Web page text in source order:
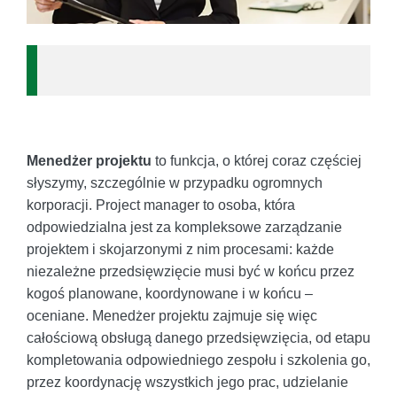
Menedżer projektu to funkcja, o której coraz częściej
słyszymy, szczególnie w przypadku ogromnych
korporacji. Project manager to osoba, która
odpowiedzialna jest za kompleksowe zarządzanie
projektem i skojarzonymi z nim procesami: każde
niezależne przedsięwzięcie musi być w końcu przez
kogoś planowane, koordynowane i w końcu –
oceniane. Menedżer projektu zajmuje się więc
całościową obsługą danego przedsięwzięcia, od etapu
kompletowania odpowiedniego zespołu i szkolenia go,
przez koordynację wszystkich jego prac, udzielanie